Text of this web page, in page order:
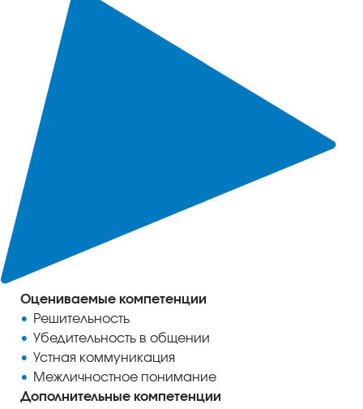
Оцениваемые компетенции
Решительность
Убедительность в общении
Устная коммуникация
Межличностное понимание
Дополнительные компетенции